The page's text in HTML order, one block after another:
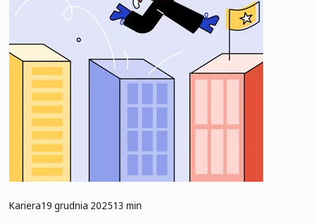
Kariera19 grudnia 202513 min